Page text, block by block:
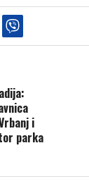
i
parka